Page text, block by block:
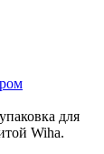
для
Wiha.